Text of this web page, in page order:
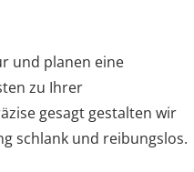
und planen eine
zu Ihrer
gesagt gestalten wir
schlank und reibungslos.